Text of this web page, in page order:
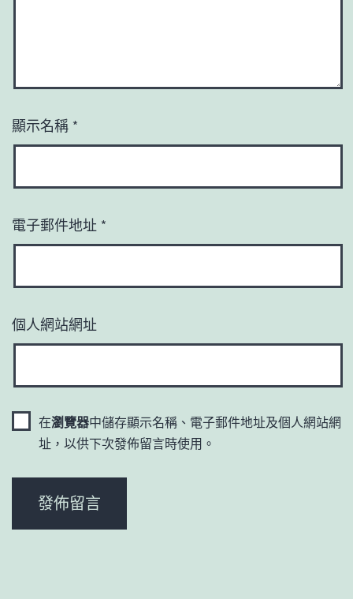
顯示名稱 *
電子郵件地址 *
個人網站網址
在瀏覽器中儲存顯示名稱、電子郵件地址及個人網站網
址，以供下次發佈留言時使用。